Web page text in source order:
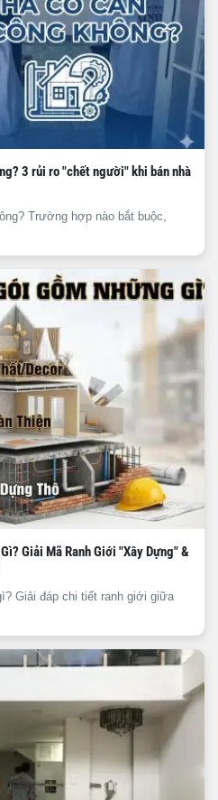
3 rủi ro "chết người" khi bán nhà
Trường hợp nào bắt buộc,
Giải Mã Ranh Giới "Xây Dựng" &
Giải đáp chi tiết ranh giới giữa